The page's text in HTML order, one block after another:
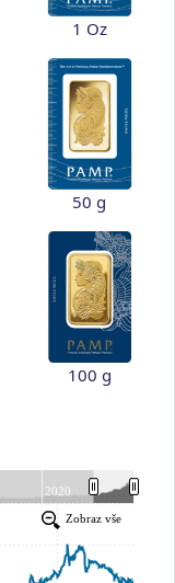
1 Oz
50 g
100 g